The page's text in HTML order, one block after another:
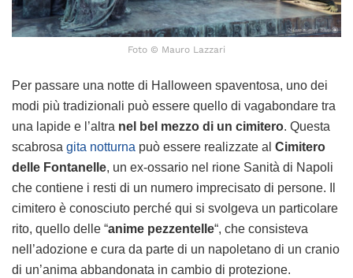
Foto © Mauro Lazzari
Per passare una notte di Halloween spaventosa, uno dei
modi più tradizionali può essere quello di vagabondare tra
una lapide e l’altra nel bel mezzo di un cimitero. Questa
scabrosa gita notturna può essere realizzate al Cimitero
delle Fontanelle, un ex-ossario nel rione Sanità di Napoli
che contiene i resti di un numero imprecisato di persone. Il
cimitero è conosciuto perché qui si svolgeva un particolare
rito, quello delle “anime pezzentelle“, che consisteva
nell’adozione e cura da parte di un napoletano di un cranio
di un’anima abbandonata in cambio di protezione.